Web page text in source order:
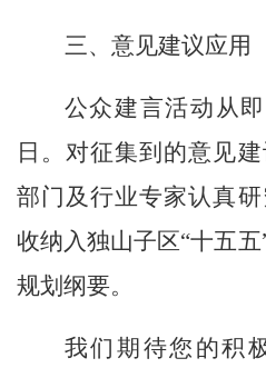
三、意见建议应用
公众建言活动从
日 。对征集到的意见
部门及行业专家认真
收纳入独山子区“十五
规划纲要。
我们期待您的积